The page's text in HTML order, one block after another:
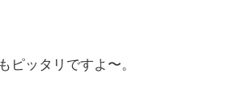
ピッタリですよ〜。